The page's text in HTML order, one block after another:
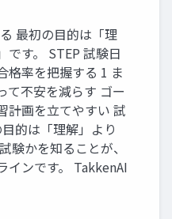
最初の目的は「理
です。 STEP 試験日
格率を把握する 1 ま
て不安を減らす ゴー
計画を立てやすい 試
的は「理解」より
験かを知ることが、
インです。 TakkenAI